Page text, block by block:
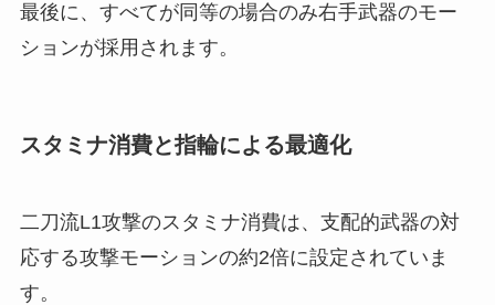
最後に、すべてが同等の場合のみ右手武器のモー
ションが採用されます。
スタミナ消費と指輪による最適化
二刀流L1攻撃のスタミナ消費は、支配的武器の対
応する攻撃モーションの約2倍に設定されていま
す。